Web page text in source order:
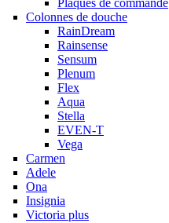
Plaques de commande
Colonnes de douche
RainDream
Rainsense
Sensum
Plenum
Flex
Aqua
Stella
EVEN-T
Vega
Carmen
Adele
Ona
Insignia
Victoria plus